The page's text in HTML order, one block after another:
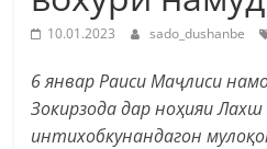
10.01.2023 sado_dushanbe
6 январ Раиси Маҷлиси
Зокирзода дар ноҳияи Лахш
интихобкунандагон